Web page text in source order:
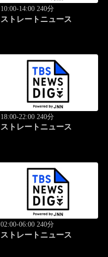
10:00-14:00 240分
ストレートニュース
18:00-22:00 240分
ストレートニュース
02:00-06:00 240分
ストレートニュース